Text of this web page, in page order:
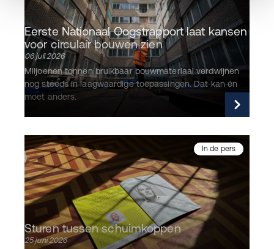
Eerste Nationaal Oogstrapport laat kansen
voor circulair bouwen zien
06 juli 2026
Miljoenen tonnen bruikbaar bouwmateriaal verdwijnen
nog steeds in laagwaardige toepassingen. Dat kan én
moet anders.
In de pers
Sturen tussen schuimkoppen
25 juni 2026